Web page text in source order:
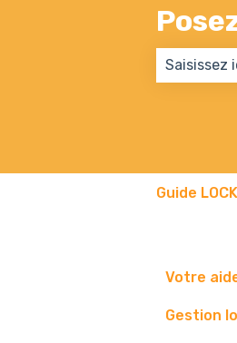
Guide
Votre
Gestion